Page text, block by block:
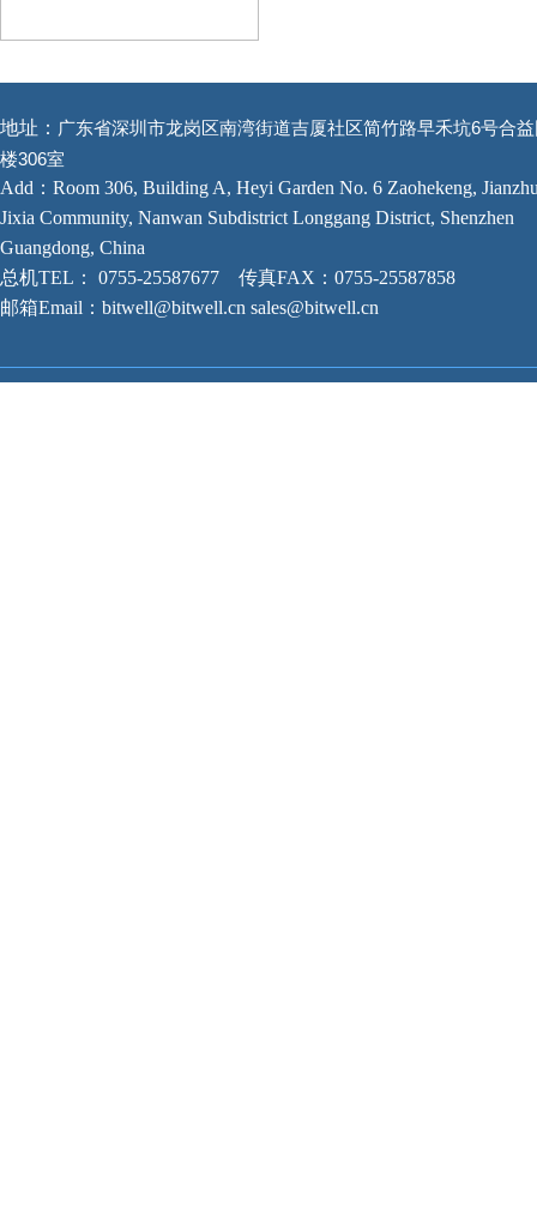
地址： 广东省深圳市龙岗区南湾街道吉厦社区简竹路早禾坑6号合
楼306室
Add：Room 306, Building A, Heyi Garden​ No. 6 Zaohekeng,
Jixia Community, Nanwan Subdistrict​ Longgang District, Shenzhen​
Guangdong, China
总机TEL： 0755-25587677 传真FAX：0755-25587858
邮箱Email：bitwell@bitwell.cn sales@bitwell.cn